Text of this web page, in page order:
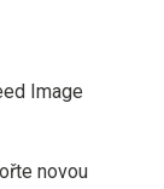
Image
novou